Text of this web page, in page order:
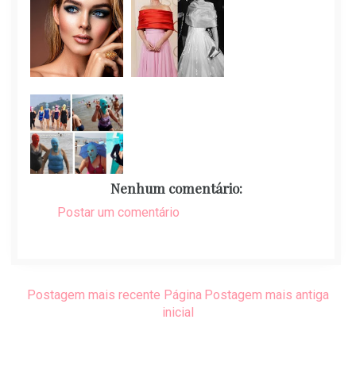
Nenhum comentário:
Postar um comentário
Postagem mais recente Postagem mais antiga
Página
inicial